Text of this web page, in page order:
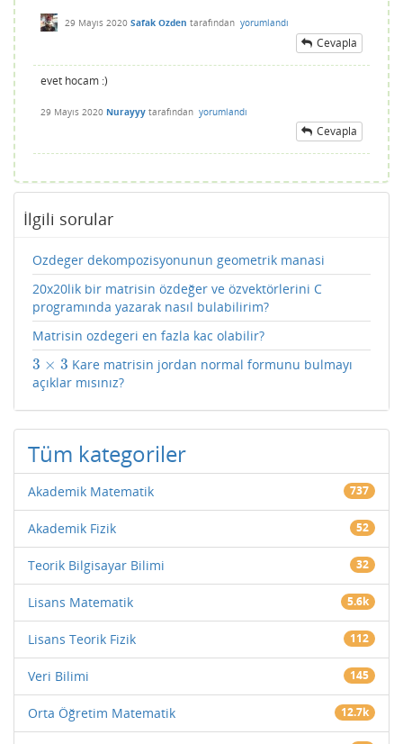
29 Mayıs 2020 Safak Ozden tarafından yorumlandı
Cevapla
evet hocam :)
29 Mayıs 2020 Nurayyy tarafından yorumlandı
Cevapla
İlgili sorular
Ozdeger dekompozisyonunun geometrik manasi
20x20lik bir matrisin özdeğer ve özvektörlerini C
programında yazarak nasıl bulabilirim?
Matrisin ozdegeri en fazla kac olabilir?
3 × 3
3 ×3
Kare matrisin jordan normal formunu bulmayı
açıklar mısınız?
Tüm kategoriler
Akademik Matematik 737
Akademik Fizik 52
Teorik Bilgisayar Bilimi 32
Lisans Matematik 5.6k
Lisans Teorik Fizik 112
Veri Bilimi 145
Orta Öğretim Matematik 12.7k